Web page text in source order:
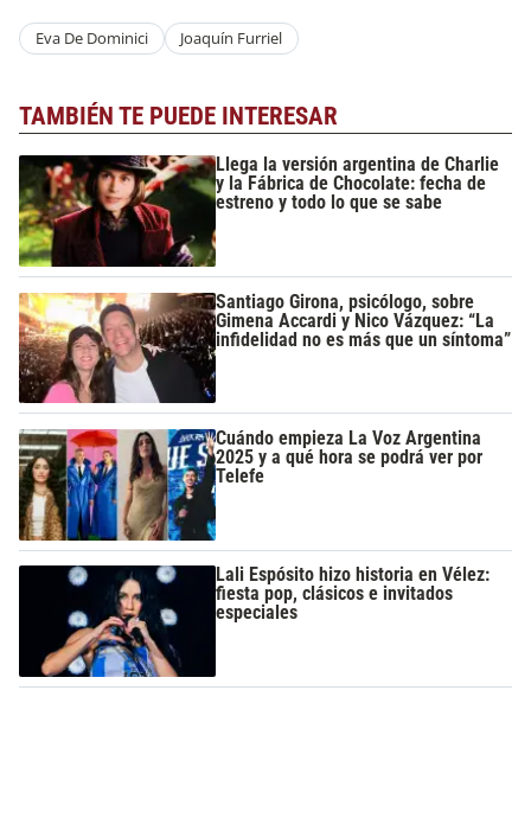
Eva De Dominici Joaquín Furriel
TAMBIÉN TE PUEDE INTERESAR
Llega la versión argentina de Charlie
y la Fábrica de Chocolate: fecha de
estreno y todo lo que se sabe
Santiago Girona, psicólogo, sobre
Gimena Accardi y Nico Vázquez: “La
infidelidad no es más que un síntoma”
Cuándo empieza La Voz Argentina
2025 y a qué hora se podrá ver por
Telefe
Lali Espósito hizo historia en Vélez:
fiesta pop, clásicos e invitados
especiales